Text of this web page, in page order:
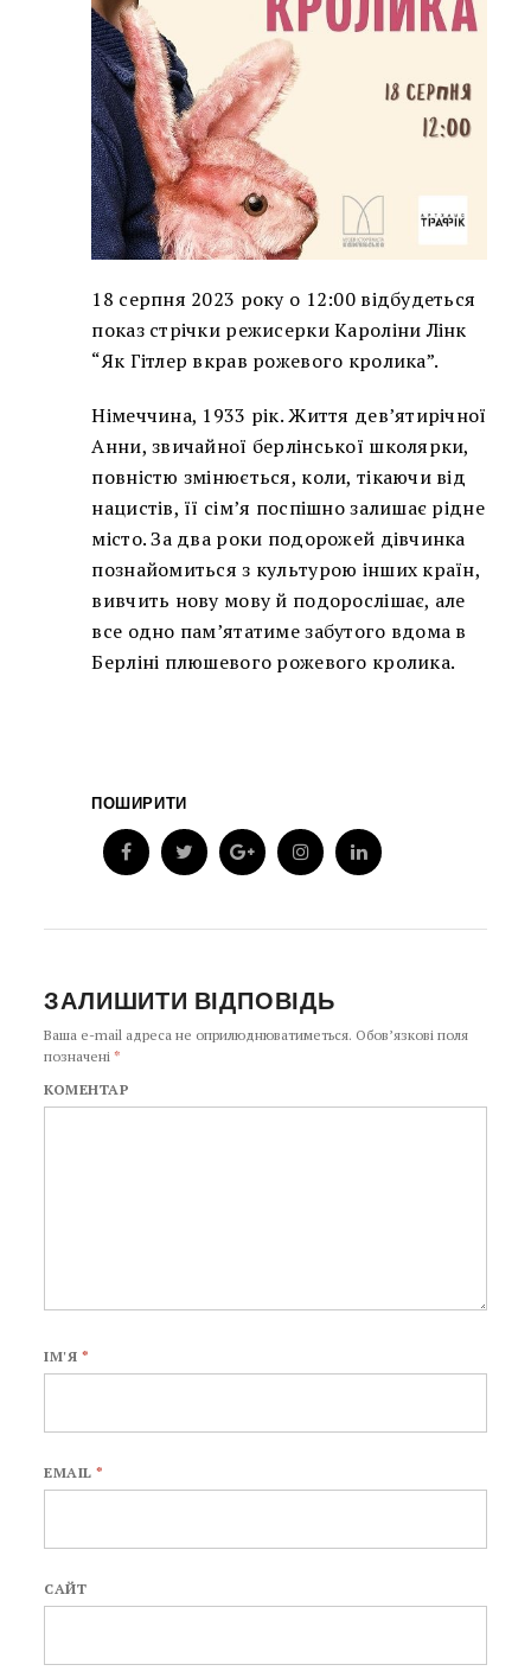
18 серпня 2023 року о 12:00 відбудеться
показ стрічки режисерки Кароліни Лінк
“Як Гітлер вкрав рожевого кролика”.
Німеччина, 1933 рік. Життя дев’ятирічної
Анни, звичайної берлінської школярки,
повністю змінюється, коли, тікаючи від
нацистів, її сім’я поспішно залишає рідне
місто. За два роки подорожей дівчинка
познайомиться з культурою інших країн,
вивчить нову мову й подорослішає, але
все одно пам’ятатиме забутого вдома в
Берліні плюшевого рожевого кролика.
ПОШИРИТИ
ЗАЛИШИТИ ВІДПОВІДЬ
Ваша e-mail адреса не оприлюднюватиметься. Обов’язкові поля
позначені*
КОМЕНТАР
ІМ'Я *
EMAIL*
САЙТ